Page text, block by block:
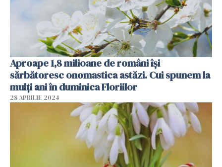
Aproape 1,8 milioane de români îşi
sărbătoresc onomastica astăzi. Cui spunem la
mulți ani în duminica Floriilor
28 APRILIE 2024